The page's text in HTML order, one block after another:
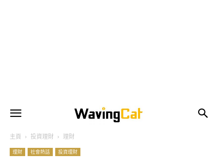
主頁 投資理財 理財
理財 社會熱話 投資理財